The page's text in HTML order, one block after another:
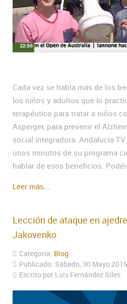
Cada vez se habla más de los
los niños y adultos que lo
terapéutico para tratar a niños
Asperger, para prevenir el
social integradora. Andalucía
unos minutos de su programa
hablar de esos beneficios.
Leer más...
Lección de ataque en
Jakovenko
Categoría: Blog
Publicado: Sábado, 30 Mayo
Escrito por Luís Fernández Siles